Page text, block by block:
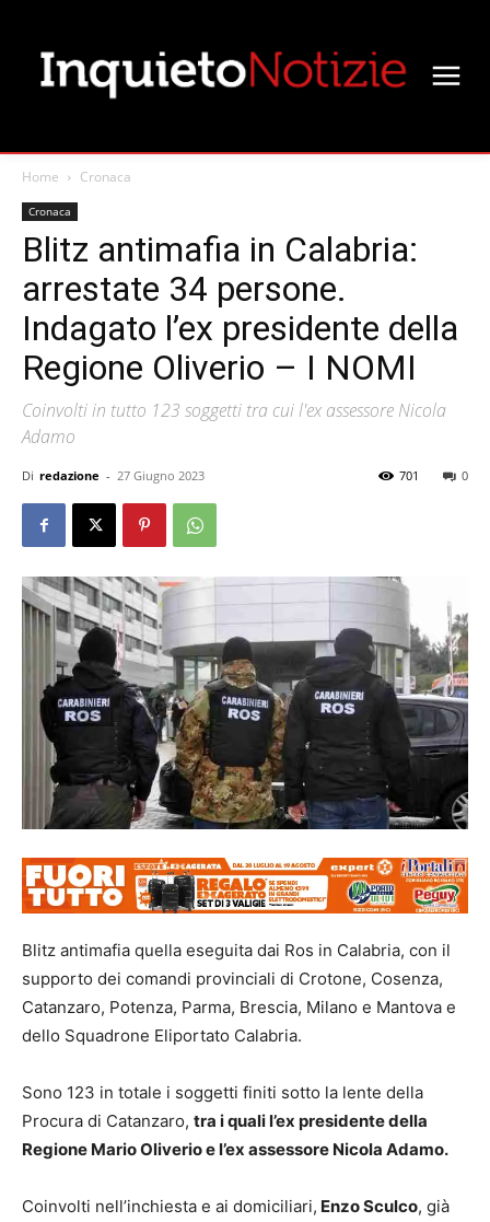
Home Cronaca
Cronaca
Blitz antimafia in Calabria:
arrestate 34 persone.
Indagato l’ex presidente della
Regione Oliverio – I NOMI
Coinvolti in tutto 123 soggetti tra cui l'ex assessore Nicola
Adamo
Di redazione - 27 Giugno 2023 0
701
Blitz antimafia quella eseguita dai Ros in Calabria, con il
supporto dei comandi provinciali di Crotone, Cosenza,
Catanzaro, Potenza, Parma, Brescia, Milano e Mantova e
dello Squadrone Eliportato Calabria.
Sono 123 in totale i soggetti finiti sotto la lente della
Procura di Catanzaro, tra i quali l’ex presidente della
Regione Mario Oliverio e l’ex assessore Nicola Adamo.
Coinvolti nell’inchiesta e ai domiciliari, Enzo Sculco, già